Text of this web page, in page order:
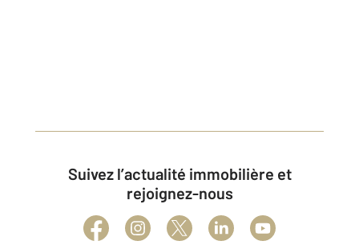
Suivez l’actualité immobilière et
rejoignez-nous